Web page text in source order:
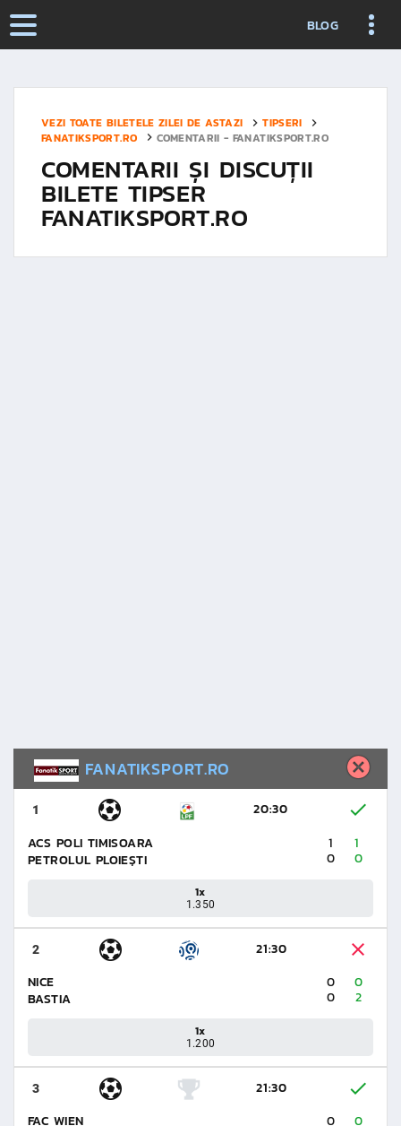
BLOG
VEZI TOATE BILETELE ZILEI DE ASTAZI
TIPSERI
FANATIKSPORT.RO
COMENTARII - FANATIKSPORT.RO
COMENTARII ȘI DISCUȚII
BILETE TIPSER
FANATIKSPORT.RO
FANATIKSPORT.RO
1
20:30
ACS POLI TIMISOARA
PETROLUL PLOIEȘTI
1
1
0
0
1x
1.350
2
21:30
NICE
BASTIA
0
0
0
2
1x
1.200
3
21:30
FAC WIEN
0
0